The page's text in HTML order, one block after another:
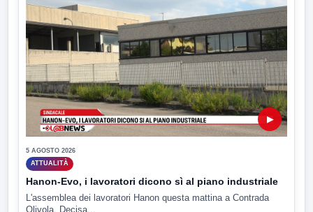
▶
5 AGOSTO 2026
ATTUALITÀ
Hanon-Evo, i lavoratori dicono sì al piano industriale
L'assemblea dei lavoratori Hanon questa mattina a Contrada
Olivola. Decisa...